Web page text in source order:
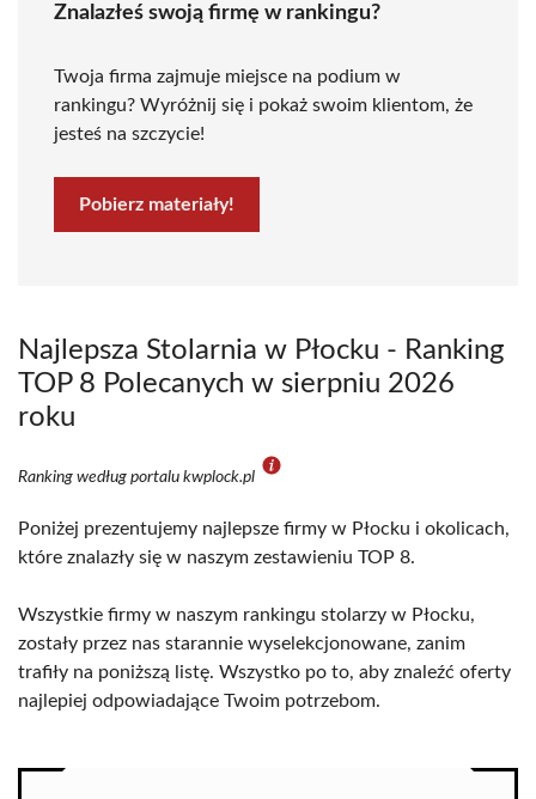
Znalazłeś swoją firmę w rankingu?
Twoja firma zajmuje miejsce na podium w
rankingu? Wyróżnij się i pokaż swoim klientom, że
jesteś na szczycie!
Pobierz materiały!
Najlepsza Stolarnia w Płocku - Ranking
TOP 8 Polecanych w sierpniu 2026
roku
Ranking według portalu kwplock.pl
Poniżej prezentujemy najlepsze firmy w Płocku i okolicach,
które znalazły się w naszym zestawieniu TOP 8.
Wszystkie firmy w naszym rankingu stolarzy w Płocku,
zostały przez nas starannie wyselekcjonowane, zanim
trafiły na poniższą listę. Wszystko po to, aby znaleźć oferty
najlepiej odpowiadające Twoim potrzebom.